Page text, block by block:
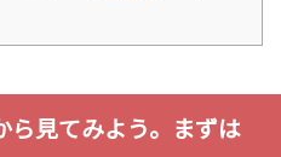
ら見てみよう。まずは